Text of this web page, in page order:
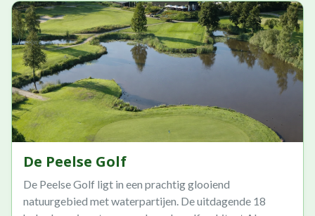
De Peelse Golf
De Peelse Golf ligt in een prachtig glooiend
natuurgebied met waterpartijen. De uitdagende 18